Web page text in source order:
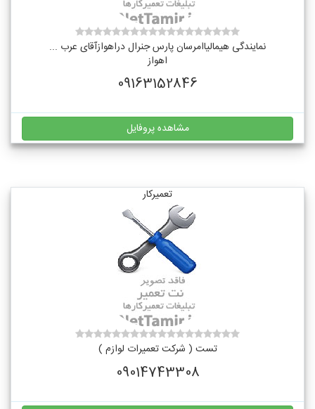
نمایندگی هیمالیاامرسان پارس جنرال دراهوازآقای عرب ...
اهواز
09163152846
مشاهده پروفایل
تعمیرکار
تست ( شرکت تعمیرات لوازم )
09014743308